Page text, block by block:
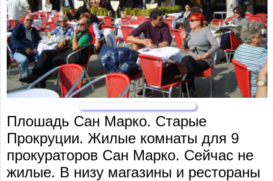
Плошадь Сан Марко. Старые
Прокруции. Жилые комнаты для 9
прокураторов Сан Марко. Сейчас не
жилые. В низу магазины и рестораны